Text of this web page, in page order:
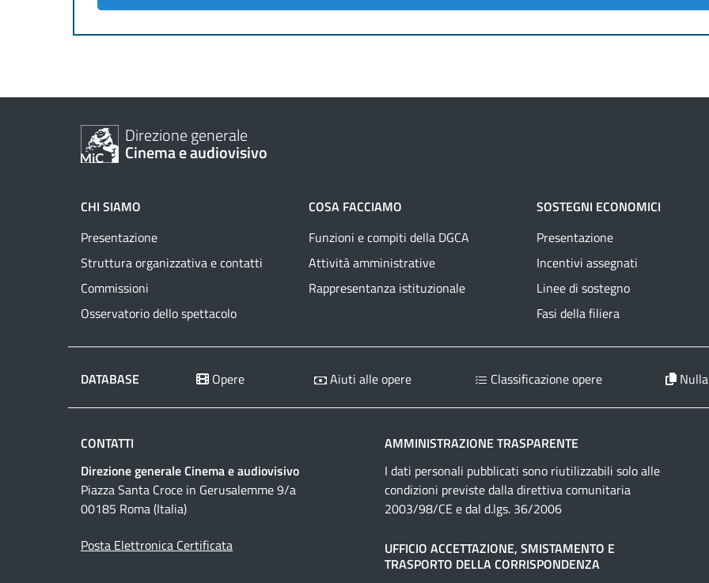
Direzione generale
Cinema e audiovisivo
CHI SIAMO
Presentazione
Struttura organizzativa e contatti
Commissioni
Osservatorio dello spettacolo
COSA FACCIAMO
Funzioni e compiti della DGCA
Attività amministrative
Rappresentanza istituzionale
SOSTEGNI ECONOMICI
Presentazione
Incentivi assegnati
Linee di sostegno
Fasi della filiera
DATABASE Opere Aiuti alle opere Classificazione opere
CONTATTI
Direzione generale Cinema e audiovisivo
Piazza Santa Croce in Gerusalemme 9/a
00185 Roma (Italia)
Posta Elettronica Certificata
AMMINISTRAZIONE TRASPARENTE
I dati personali pubblicati sono riutilizzabili solo alle
condizioni previste dalla direttiva comunitaria
2003/98/CE e dal d.lgs. 36/2006
UFFICIO ACCETTAZIONE, SMISTAMENTO E
TRASPORTO DELLA CORRISPONDENZA